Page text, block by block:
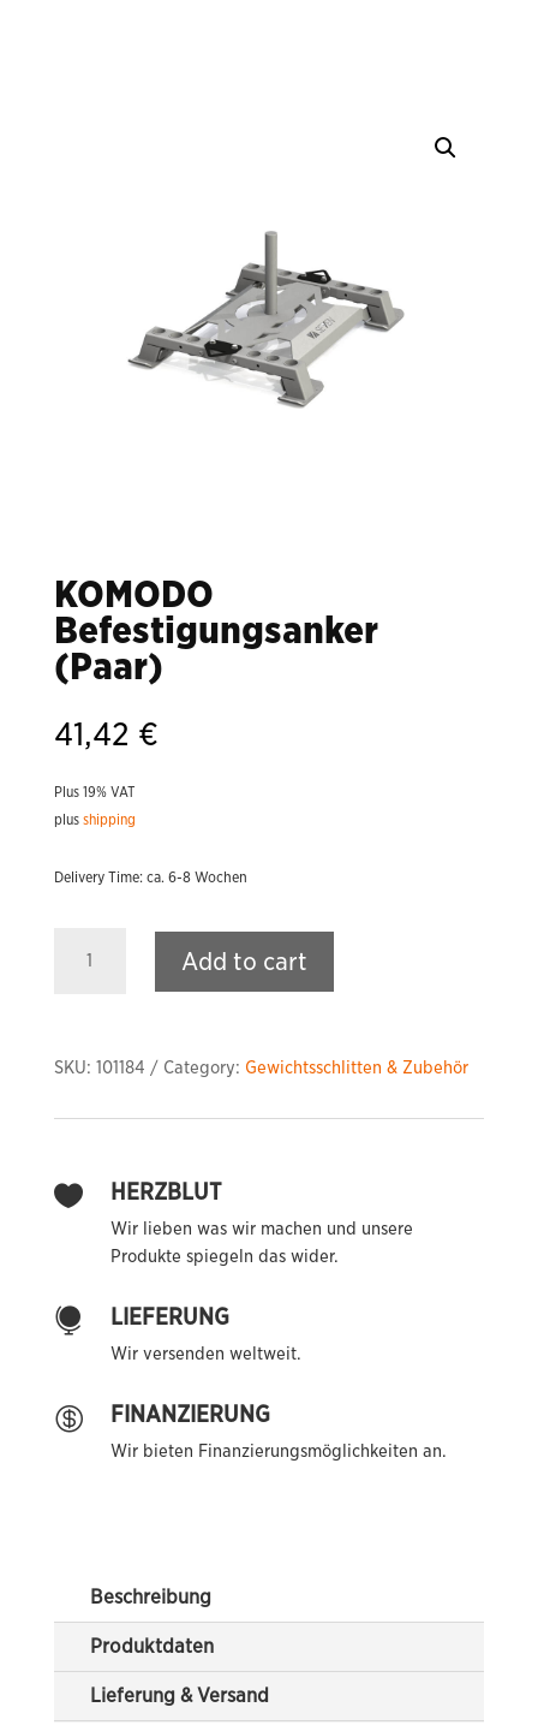
KOMODO
Befestigungsanker
(Paar)
41,42 €
Plus 19% VAT
plus shipping
Delivery Time: ca. 6-8 Wochen
BefestigungsankerAdd to cart
SKU: 101184 Category: Gewichtsschlitten & Zubehör
 HERZBLUT
Wir lieben was wir machen und unsere
Produkte spiegeln das wider.
 LIEFERUNG
Wir versenden weltweit.
 FINANZIERUNG
Wir bieten Finanzierungsmöglichkeiten an.
Beschreibung
Produktdaten
Lieferung & Versand